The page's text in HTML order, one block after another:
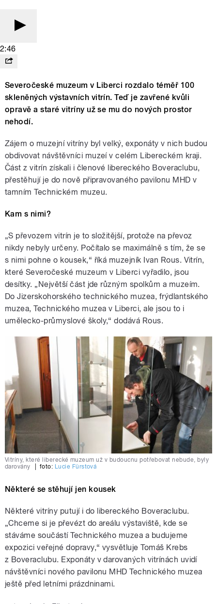
2:46
Severočeské muzeum v Liberci rozdalo téměř 100
skleněných výstavních vitrín. Teď je zavřené kvůli
opravě a staré vitríny už se mu do nových prostor
nehodí.
Zájem o muzejní vitríny byl velký, exponáty v nich budou
obdivovat návštěvníci muzeí v celém Libereckém kraji.
Část z vitrín získali i členové libereckého Boveraclubu,
přestěhují je do nově připravovaného pavilonu MHD v
tamním Technickém muzeu.
Kam s nimi?
„S převozem vitrín je to složitější, protože na převoz
nikdy nebyly určeny. Počítalo se maximálně s tím, že se
s nimi pohne o kousek,“ říká muzejník Ivan Rous. Vitrín,
které Severočeské muzeum v Liberci vyřadilo, jsou
desítky. „Největší část jde různým spolkům a muzeím.
Do Jizerskohorského technického muzea, frýdlantského
muzea, Technického muzea v Liberci, ale jsou to i
umělecko-průmyslové školy,“ dodává Rous.
Vitríny, které liberecké muzeum už v budoucnu potřebovat nebude, byly
darovány
foto: Lucie Fürstová
Některé se stěhují jen kousek
Některé vitríny putují i do libereckého Boveraclubu.
„Chceme si je převézt do areálu výstaviště, kde se
stáváme součástí Technického muzea a budujeme
expozici veřejné dopravy,“ vysvětluje Tomáš Krebs
z Boveraclubu. Exponáty v darovaných vitrínách uvidí
návštěvníci nového pavilonu MHD Technického muzea
ještě před letními prázdninami.